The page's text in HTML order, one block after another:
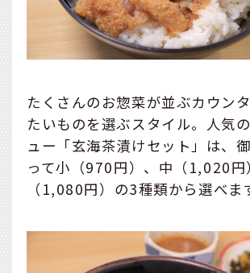
たくさんのお惣菜が並ぶカウン
たいものを選ぶスタイル。人気
ュー「玄海茶漬けセット」は、
って小（970円）、中（1,020円
（1,080円）の3種類から選べま